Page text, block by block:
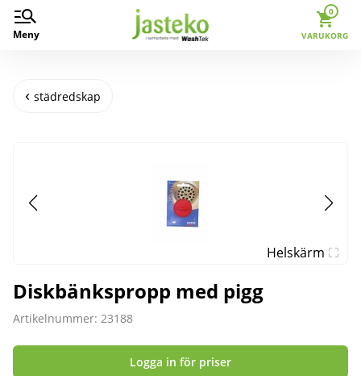
Meny
0
VARUKORG
städredskap
Helskärm
Diskbänkspropp med pigg
Artikelnummer: 23188
Logga in för priser